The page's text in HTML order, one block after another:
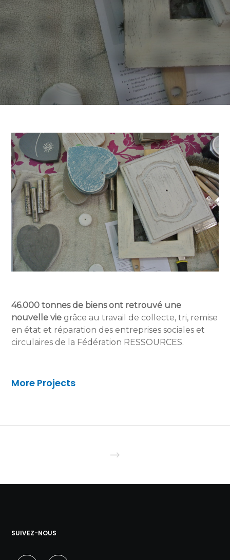
46.000 tonnes de biens ont retrouvé une
nouvelle vie grâce au travail de collecte, tri, remise
en état et réparation des entreprises sociales et
circulaires de la Fédération RESSOURCES.
More Projects
SUIVEZ-NOUS